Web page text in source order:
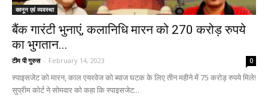
कानून एवं व्यवस्था
बैंक गारंटी भुनाएं, कलानिधि मारन को 270 करोड़ रुपये
का भुगतान...
टीम पी गुरुस - February 14, 2023 0
स्पाइसजेट को मारन, काल एयरवेज को ब्याज घटक के लिए तीन महीने में 75 करोड़ रुपये मिले!
सुप्रीम कोर्ट ने सोमवार को कहा कि स्पाइसजेट...